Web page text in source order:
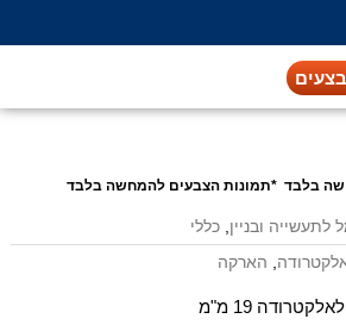
בלבד *תמונות הצבעים להמחשה בלבד
לתעשייה ובניין ,כללי
הארקה
19 מ"מ